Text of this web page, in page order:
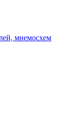
мнемосхем